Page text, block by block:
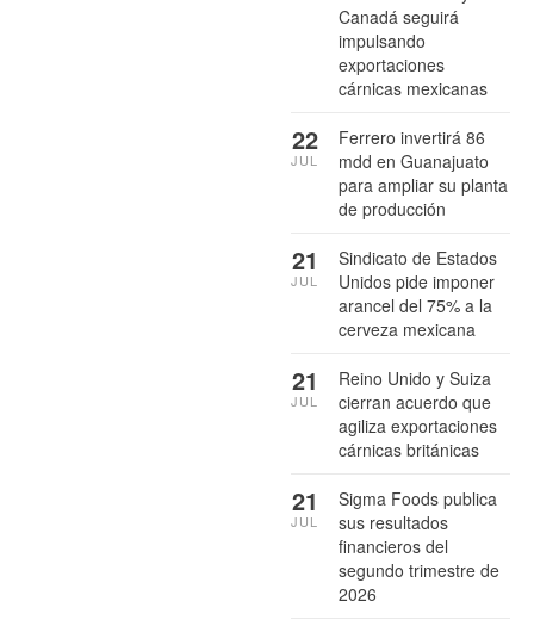
Canadá seguirá
impulsando
exportaciones
cárnicas mexicanas
Ferrero invertirá 86
mdd en Guanajuato
para ampliar su planta
de producción
22
JUL
Sindicato de Estados
Unidos pide imponer
arancel del 75% a la
cerveza mexicana
21
JUL
Reino Unido y Suiza
cierran acuerdo que
agiliza exportaciones
cárnicas británicas
21
JUL
Sigma Foods publica
sus resultados
financieros del
segundo trimestre de
2026
21
JUL